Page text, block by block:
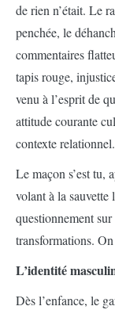
de rien n’était. Le
penchée, le
commentaires
tapis rouge,
venu à l’esprit de
attitude courante
contexte relationnel.
Le maçon s’est tu,
volant à la
questionnement
transformations.
L’identité
Dès l’enfance, le